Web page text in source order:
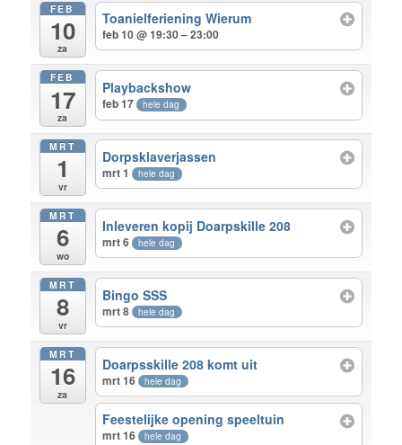
FEB
10
za
Toanielferiening Wierum
feb 10 @ 19:30 – 23:00
FEB
17
za
Playbackshow
feb 17 hele dag
MRT
1
vr
Dorpsklaverjassen
mrt 1 hele dag
MRT
6
wo
Inleveren kopij Doarpskille 208
mrt 6 hele dag
MRT
8
vr
Bingo SSS
mrt 8 hele dag
MRT
16
za
Doarpsskille 208 komt uit
mrt 16 hele dag
Feestelijke opening speeltuin
mrt 16 hele dag